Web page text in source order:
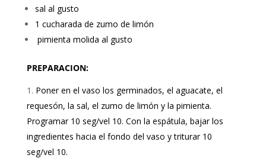
sal al gusto
1 cucharada de zumo de limón
pimienta molida al gusto
PREPARACION:
Poner en el vaso los germinados, el aguacate, el
requesón, la sal, el zumo de limón y la pimienta.
Programar 10 seg/vel 10. Con la espátula, bajar los
ingredientes hacia el fondo del vaso y triturar 10
seg/vel 10.